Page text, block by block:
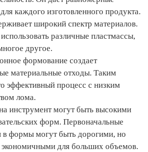
каждого изготовленного продукта.
широкий спектр материалов.
различные пластмассы,
другое.
формование создает
материальные отходы. Таким
эффективный процесс с низким
лома.
инструмент могут быть высокими
форм. Первоначальные
в формы могут быть дорогими, но
экономичными для больших объемов.